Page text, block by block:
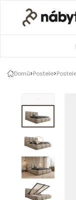
Domů Postele
1 z 7